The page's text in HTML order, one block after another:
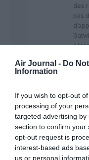
Air Journal - Do
Information
If you wish to opt-out
processing of your
targeted advertising
section to confirm your
opt-out request is
interest-based ads
us or personal
des
pas
Peta commenté :